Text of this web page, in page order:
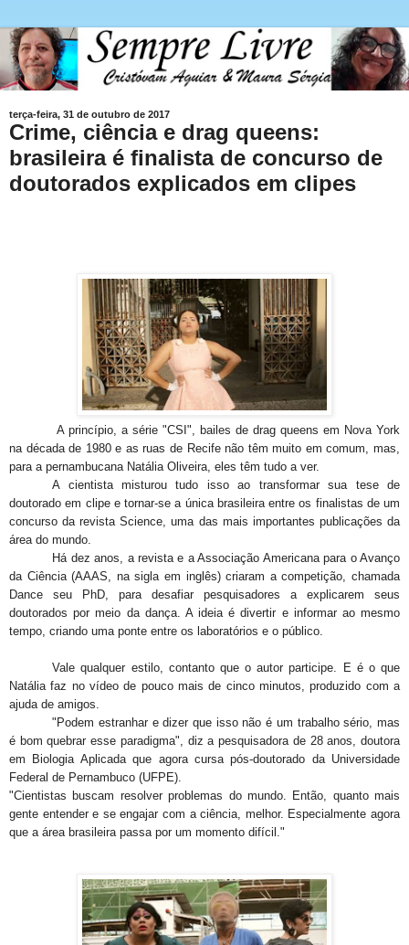
terça-feira, 31 de outubro de 2017
Crime, ciência e drag queens:
brasileira é finalista de concurso de
doutorados explicados em clipes
A princípio, a série "CSI", bailes de drag queens em Nova York
na década de 1980 e as ruas de Recife não têm muito em comum, mas,
para a pernambucana Natália Oliveira, eles têm tudo a ver.
A cientista misturou tudo isso ao transformar sua tese de
doutorado em clipe e tornar-se a única brasileira entre os finalistas de um
concurso da revista Science, uma das mais importantes publicações da
área do mundo.
Há dez anos, a revista e a Associação Americana para o Avanço
da Ciência (AAAS, na sigla em inglês) criaram a competição, chamada
Dance seu PhD, para desafiar pesquisadores a explicarem seus
doutorados por meio da dança. A ideia é divertir e informar ao mesmo
tempo, criando uma ponte entre os laboratórios e o público.
Vale qualquer estilo, contanto que o autor participe. E é o que
Natália faz no vídeo de pouco mais de cinco minutos, produzido com a
ajuda de amigos.
"Podem estranhar e dizer que isso não é um trabalho sério, mas
é bom quebrar esse paradigma", diz a pesquisadora de 28 anos, doutora
em Biologia Aplicada que agora cursa pós-doutorado da Universidade
Federal de Pernambuco (UFPE).
"Cientistas buscam resolver problemas do mundo. Então, quanto mais
gente entender e se engajar com a ciência, melhor. Especialmente agora
que a área brasileira passa por um momento difícil."